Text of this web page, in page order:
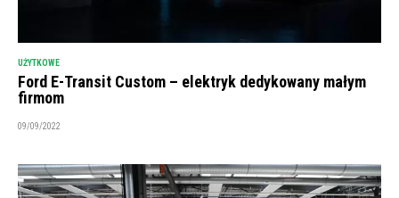
UŻYTKOWE
Ford E-Transit Custom – elektryk dedykowany małym
firmom
09/09/2022